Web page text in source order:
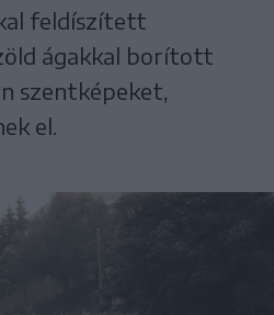
feldíszített
ágakkal borított
szentképeket,
el.